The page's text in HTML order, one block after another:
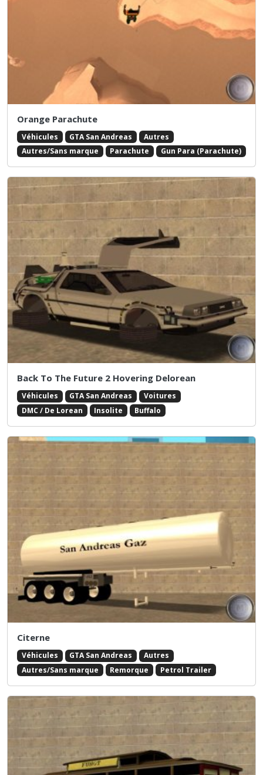
Orange Parachute
Véhicules GTA San Andreas
Autres
Autres/Sans marque
Parachute Gun Para (Parachute)
Back To The Future 2 Hovering Delorean
Véhicules GTA San Andreas
Voitures
DMC / De Lorean
Insolite Buffalo
Citerne
Véhicules GTA San Andreas
Autres
Autres/Sans marque
Remorque Petrol Trailer